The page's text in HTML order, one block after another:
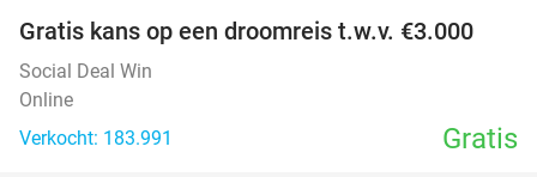
Gratis kans op een droomreis t.w.v. €3.000
Social Deal Win
Online
Verkocht: 183.991
Gratis